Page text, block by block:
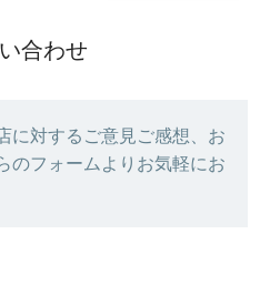
合わせ
に対するご意見ご感想、お
のフォームよりお気軽にお